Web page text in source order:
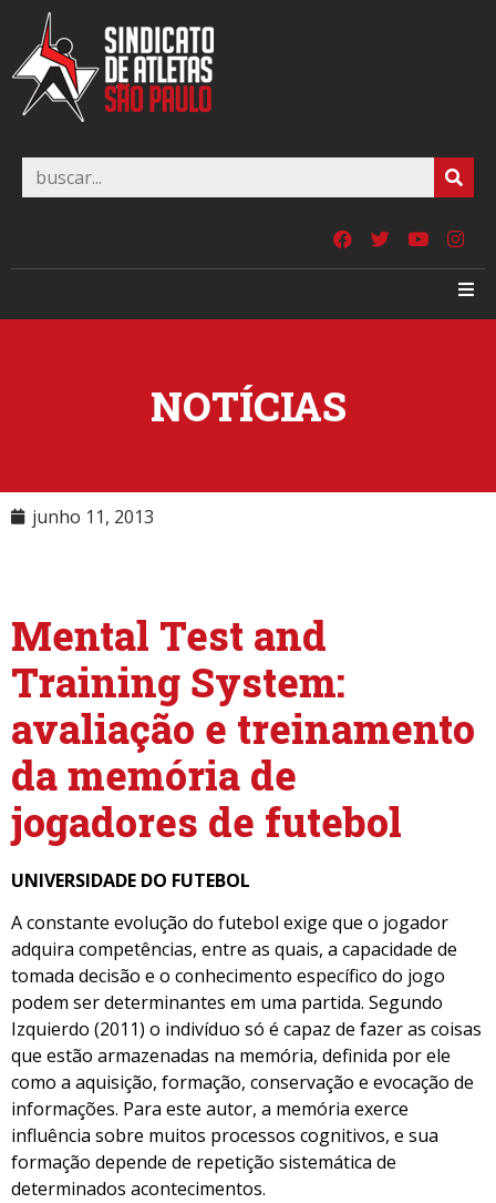
NOTÍCIAS
junho 11, 2013
Mental Test and
Training System:
avaliação e treinamento
da memória de
jogadores de futebol
UNIVERSIDADE DO FUTEBOL
A constante evolução do futebol exige que o jogador
adquira competências, entre as quais, a capacidade de
tomada decisão e o conhecimento específico do jogo
podem ser determinantes em uma partida. Segundo
Izquierdo (2011) o indivíduo só é capaz de fazer as coisas
que estão armazenadas na memória, definida por ele
como a aquisição, formação, conservação e evocação de
informações. Para este autor, a memória exerce
influência sobre muitos processos cognitivos, e sua
formação depende de repetição sistemática de
determinados acontecimentos.